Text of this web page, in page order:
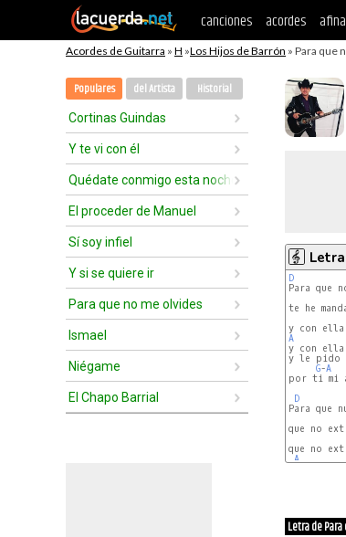
canciones acordes
Acordes de Guitarra » H »Los Hijos de Barrón » Para que
Populares del Artista Historial
Cortinas Guindas
Y te vi con él
Quédate conmigo esta noche
El proceder de Manuel
Sí soy infiel
Y si se quiere ir
Para que no me olvides
Ismael
Niégame
El Chapo Barrial
D
te he
A
y con ella
y le pido
G-A
por ti mi
D
Para que
que no
que no
A
Letra de